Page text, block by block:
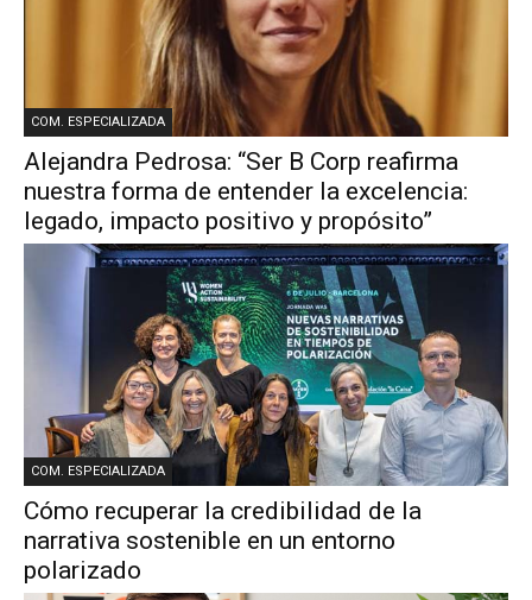
COM. ESPECIALIZADA
Alejandra Pedrosa: “Ser B Corp reafirma
nuestra forma de entender la excelencia:
legado, impacto positivo y propósito”
COM. ESPECIALIZADA
Cómo recuperar la credibilidad de la
narrativa sostenible en un entorno
polarizado